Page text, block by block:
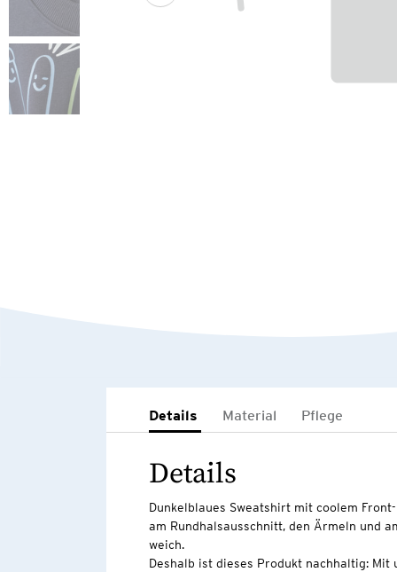
Details Material Pflege
Details
Dunkelblaues Sweatshirt mit coolem
am Rundhalsausschnitt, den Ärmeln und
weich.
Deshalb ist dieses Produkt nachhaltig: Mit